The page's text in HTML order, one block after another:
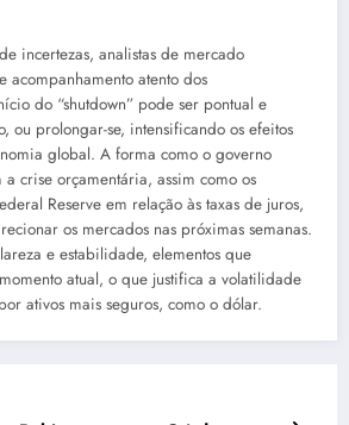
incertezas, analistas de mercado
acompanhamento atento dos
do “shutdown” pode ser pontual e
ou prolongar-se, intensificando os efeitos
global. A forma como o governo
crise orçamentária, assim como os
Reserve em relação às taxas de juros,
os mercados nas próximas semanas.
e estabilidade, elementos que
atual, o que justifica a volatilidade
ativos mais seguros, como o dólar.